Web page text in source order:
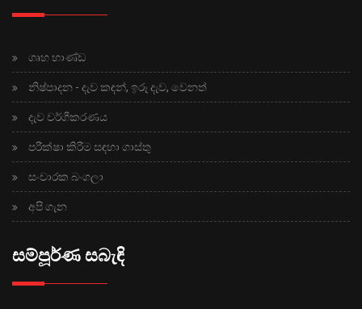
ගෘහ භාණ්ඩ
නිෂ්පාදන - දැව කඳන්, ඉරූ දැව, වෙනත්
දැව වර්ගීකරණය
පරීක්ෂා කිරීම සඳහා ගාස්තු
සංචාරක බංගලා
අපි ගැන
සම්පූර්ණ සබැඳි